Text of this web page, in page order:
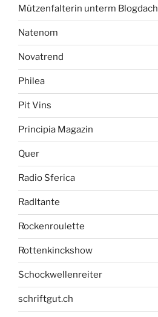
Mützenfalterin unterm Blogdach
Natenom
Novatrend
Philea
Pit Vins
Principia Magazin
Quer
Radio Sferica
Radltante
Rockenroulette
Rottenkinckshow
Schockwellenreiter
schriftgut.ch